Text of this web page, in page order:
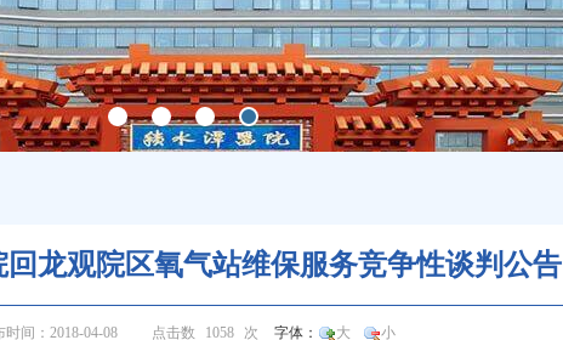
龙观院区氧气站维保服务竞争性谈判公告
时间：2018-04-08 点击数 1058 次 字体： 大 小